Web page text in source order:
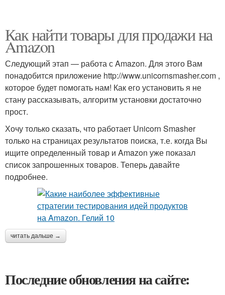
Как найти товары для продажи на
Amazon
Следующий этап — работа с Amazon. Для этого Вам
понадобится приложение http://www.unicornsmasher.com ,
которое будет помогать нам! Как его установить я не
стану рассказывать, алгоритм установки достаточно
прост.
Хочу только сказать, что работает Unicorn Smasher
только на страницах результатов поиска, т.е. когда Вы
ищите определенный товар и Amazon уже показал
список запрошенных товаров. Теперь давайте
подробнее.
читать дальше →
Последние обновления на сайте: